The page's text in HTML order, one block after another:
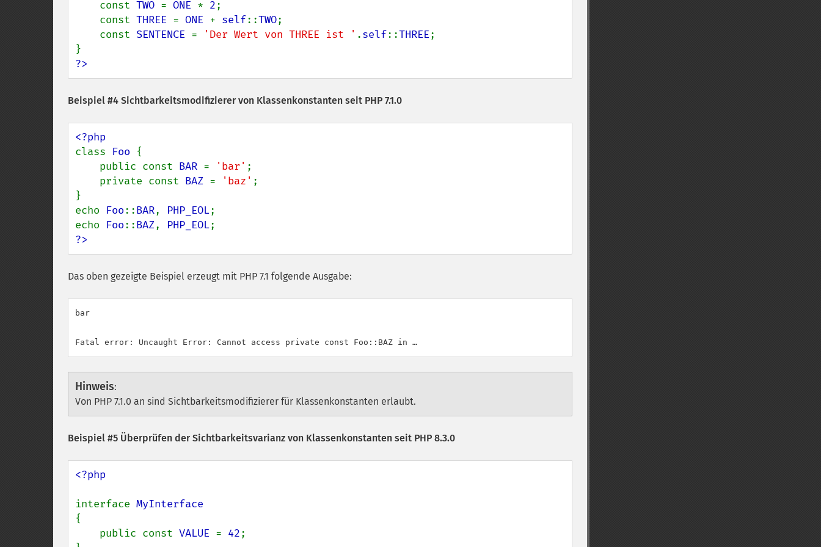
    const
TWO = ONE * 2;
    const
THREE = ONE + self::TWO;
    const
SENTENCE = 'Der Wert von THREE ist ' .self::THREE;
?>
Beispiel #4 Sichtbarkeitsmodifizierer von Klassenkonstanten seit PHP 7.1.0
class Foo {
    public const
BAR = 'bar' ;
    private const
BAZ = 'baz' ;
}
echo Foo::BAR, PHP_EOL;
echo Foo::BAZ, PHP_EOL
?>
Das oben gezeigte Beispiel erzeugt mit PHP 7.1 folgende Ausgabe:
bar
Hinweis:
Von PHP 7.1.0 an sind Sichtbarkeitsmodifizierer für Klassenkonstanten erlaubt.
Beispiel #5 Überprüfen der Sichtbarkeitsvarianz von Klassenkonstanten seit PHP 8.3.0
<?php
interface
{
    public const
VALUE = 42;